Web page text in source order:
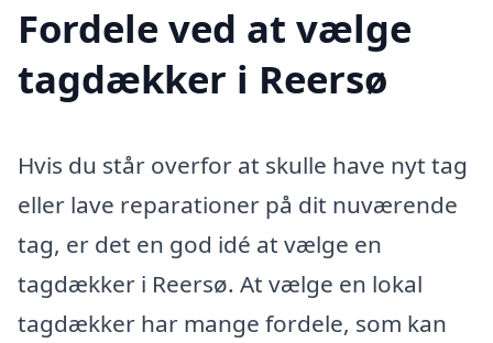
Fordele ved at vælge
tagdækker i Reersø
Hvis du står overfor at skulle have nyt tag
eller lave reparationer på dit nuværende
tag, er det en god idé at vælge en
tagdækker i Reersø. At vælge en lokal
tagdækker har mange fordele, som kan